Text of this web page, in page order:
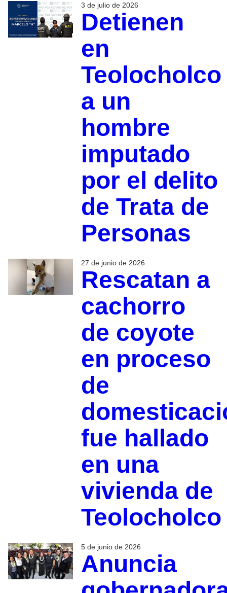
3 de julio de 2026
Detienen
en
Teolocholco
a un
hombre
imputado
por el delito
de Trata de
Personas
27 de junio de 2026
Rescatan a
cachorro
de coyote
en proceso
de
fue hallado
en una
vivienda de
Teolocholco
5 de junio de 2026
Anuncia